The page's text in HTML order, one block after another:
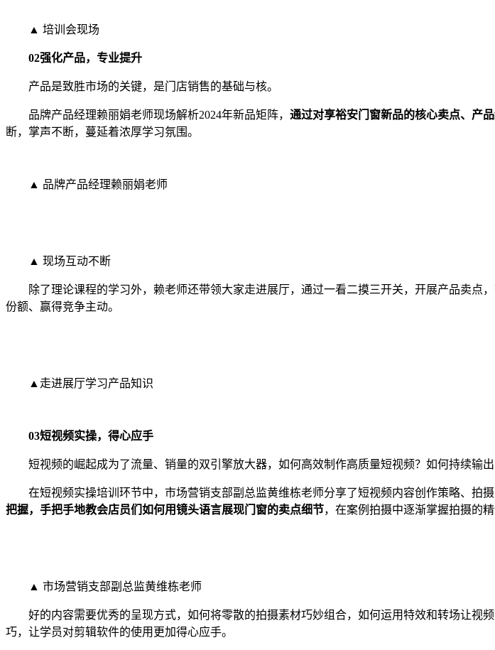
▲ 培训会现场
02强化产品，专业提升
产品是致胜市场的关键，是门店销售的基础与核。
品牌产品经理赖丽娟老师现场解析2024年新品矩阵， 通过对享裕安门窗新品的核心卖点、产
断，掌声不断，蔓延着浓厚学习氛围。
▲ 品牌产品经理赖丽娟老师
▲ 现场互动不断
除了理论课程的学习外，赖老师还带领大家走进展厅，通过一看二摸三开关，开展产品卖点
份额、赢得竞争主动。
▲走进展厅学习产品知识
03短视频实操，得心应手
短视频的崛起成为了流量、销量的双引擎放大器，如何高效制作高质量短视频？如何持续输出
在短视频实操培训环节中，市场营销支部副总监黄维栋老师分享了短视频内容创作策略、拍摄
把握，手把手地教会店员们如何用镜头语言展现门窗的卖点细节，在案例拍摄中逐渐掌握拍摄的精
▲ 市场营销支部副总监黄维栋老师
好的内容需要优秀的呈现方式，如何将零散的拍摄素材巧妙组合，如何运用特效和转场让视
巧，让学员对剪辑软件的使用更加得心应手。